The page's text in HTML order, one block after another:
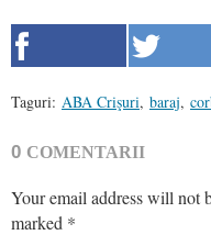
Taguri: ABA Crişuri, baraj,
0 COMENTARII
Your email address will not
marked *